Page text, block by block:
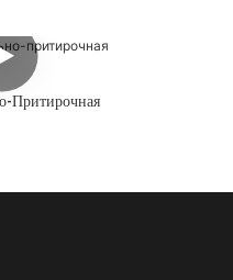
Притирочная